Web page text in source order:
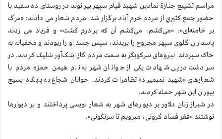
مراسم تشییع جنازة نمادین شهید قیام سپهر بیرانوند در روستای ده سفید با
حضور جمع كثيري از مردم خرم آباد برگزار شد. مردم شعار می دادند: «مرگ
بر خامنه‌ای»، «می‌کشم، می‌کشم آن که برادرم کشت» و فریاد می زدند
پاسداران گلوی سپهر مجروح را بریدند، سپس جسد او را ربودند و مخفیانه به
خاک سپردند. نیروهای سرکوبگر به سمت مردم گاز اشک‌آور شلیک کردند. در
سردشت در پی شهادت یکی از جوانان شهر به نام هیمن حمزه مردم با
شعارهای «شهید نمیمیرد» تظاهرات کردند. جوانان شجاع به پایگاه بسیج
بیوران این شهر حمله کردند.
در شیراز زنان دلاور بر دیوارهای شهر به شعار نویسی پرداختند و بر دیوارها
نوشتند «فقر فساد گرونی، میرویم تا سرنگونی».